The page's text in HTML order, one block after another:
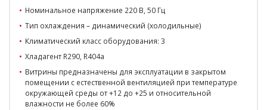
Номинальное напряжение 220 В, 50 Гц
Тип охлаждения – динамический (холодильные)
Климатический класс оборудования: 3
Хладагент R290, R404a
Витрины предназначены для эксплуатации в закрытом
помещении с естественной вентиляцией при температуре
окружающей среды от +12 до +25 и относительной
влажности не более 60%